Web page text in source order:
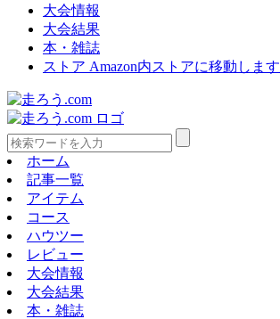
大会情報
大会結果
本・雑誌
ストア Amazon内ストアに移動します
ホーム
記事一覧
アイテム
コース
ハウツー
レビュー
大会情報
大会結果
本・雑誌